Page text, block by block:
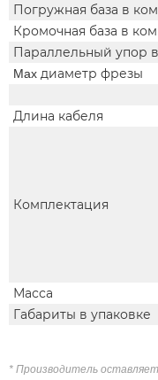
Погружная база в
Кромочная база в
Параллельный упор
Max диаметр фрезы
Длина кабеля
Комплектация
Масса
Габариты в упаковке
* Производитель